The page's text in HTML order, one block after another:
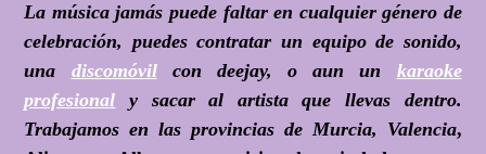
La música jamás puede faltar en cualquier género de
celebración, puedes contratar un equipo de sonido,
una discomóvilcon deejay, o aun un karaoke
profesional y sacar al artista que llevas dentro.
Trabajamos en las provincias de Murcia, Valencia,